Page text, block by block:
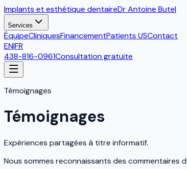
Implants et esthétique dentaireDr Antoine Butel
Services
ÉquipeCliniquesFinancementPatients USContact
EN|FR
438-816-0961Consultation gratuite
Témoignages
Témoignages
Expériences partagées à titre informatif.
Nous sommes reconnaissants des commentaires